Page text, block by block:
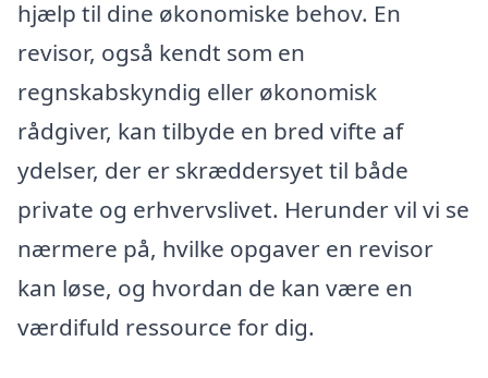
hjælp til dine økonomiske behov. En
revisor, også kendt som en
regnskabskyndig eller økonomisk
rådgiver, kan tilbyde en bred vifte af
ydelser, der er skræddersyet til både
private og erhvervslivet. Herunder vil vi se
nærmere på, hvilke opgaver en revisor
kan løse, og hvordan de kan være en
værdifuld ressource for dig.